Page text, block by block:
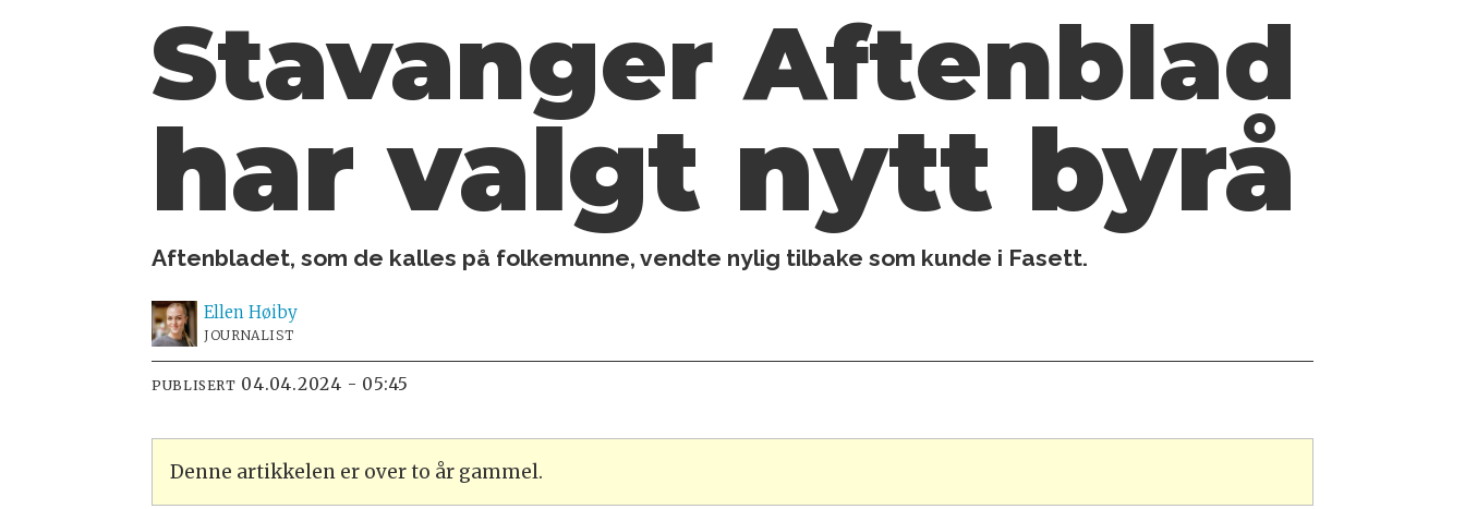
Stavanger Aftenblad
har valgt nytt byrå
Aftenbladet, som de kalles på folkemunne, vendte nylig tilbake som kunde i Fasett.
Ellen Høiby
JOURNALIST
PUBLISERT 04.04.2024 - 05:45
Denne artikkelen er over to år gammel.